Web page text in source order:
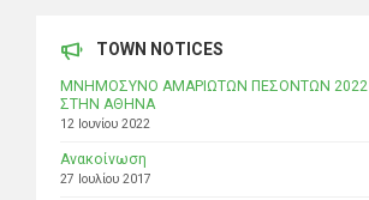
TOWN NOTICES
ΜΝΗΜΟΣΥΝΟ ΑΜΑΡΙΩΤΩΝ ΠΕΣΟΝΤΩΝ 2022
ΣΤΗΝ ΑΘΗΝΑ
12 Ιουνίου 2022
Ανακοίνωση
27 Ιουλίου 2017